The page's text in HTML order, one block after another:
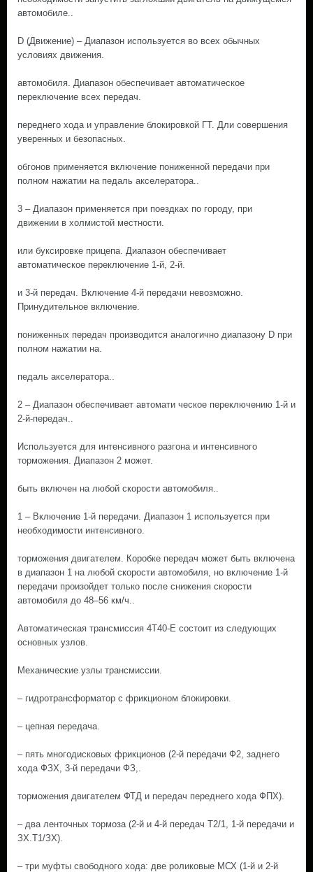
автомобиле..
D (Движение) – Диапазон используется во всех обычных
условиях движения.
автомобиля. Диапазон обеспечивает автоматическое
переключение всех передач.
переднего хода и управление блокировкой ГТ. Дли совершения
уверенных и безопасных.
обгонов применяется включение пониженной передачи при
полном нажатии на педаль акселератора..
3 – Диапазон применяется при поездках по городу, при
движении в холмистой местности.
или буксировке прицепа. Диапазон обеспечивает
автоматическое переключение 1-й, 2-й.
и 3-й передач. Включение 4-й передачи невозможно.
Принудительное включение.
пониженных передач производится аналогично диапазону D при
полном нажатии на.
педаль акселератора..
2 – Диапазон обеспечивает автомати ческое переключению 1-й и
2-й-передач..
Используется для интенсивного разгона и интенсивного
торможения. Диапазон 2 может.
быть включен на любой скорости автомобиля..
1 – Включение 1-й передачи. Диапазон 1 используется при
необходимости интенсивного.
торможения двигателем. Коробке передач может быть включена
в диапазон 1 на любой скорости автомобиля, но включение 1-й
передачи произойдет только после снижения скорости
автомобиля до 48–56 км/ч..
Автоматическая трансмиссия 4Т40-Е состоит из следующих
основных узлов.
Механические узлы трансмиссии.
– гидротрансформатор с фрикционом блокировки.
– цепная передача.
– пять многодисковых фрикционов (2-й передачи Ф2, заднего
хода ФЗХ, 3-й передачи ФЗ,.
торможения двигателем ФТД и передач переднего хода ФПХ).
– два ленточных тормоза (2-й и 4-й передач Т2/1, 1-й передачи и
ЗХ.Т1/ЗХ).
– три муфты свободного хода: две роликовые МСХ (1-й и 2-й